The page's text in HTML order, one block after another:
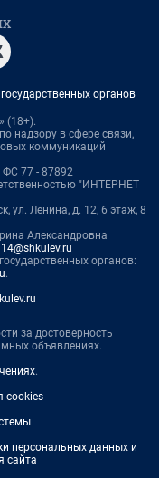
органов
(18+).
надзору в сфере связи,
коммуникаций
77 - 87892
"ИНТЕРНЕТ
ул. Ленина, д. 12, 6 этаж, 8
Александровна
14@shkulev.ru
органов:
.
за достоверность
объявлениях.
.
cookies
персональных данных и
сайта